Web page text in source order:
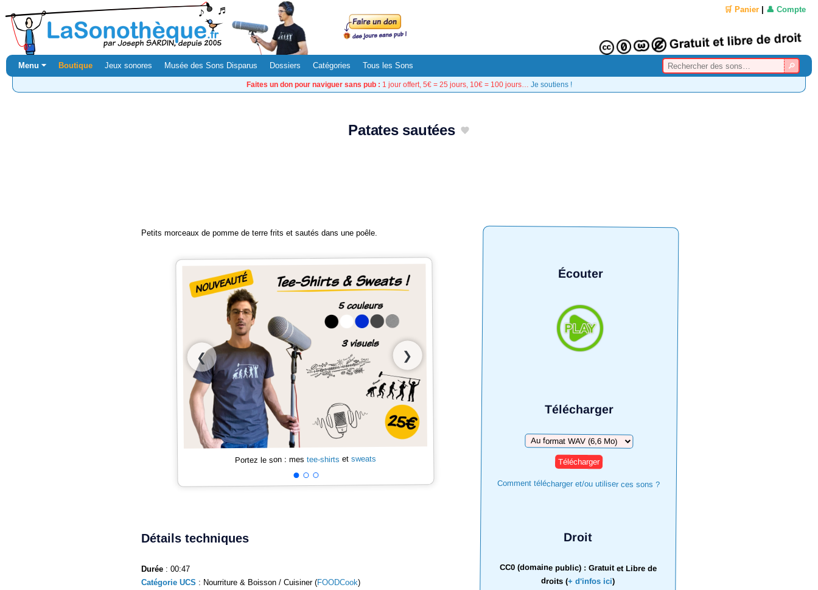
🛒 Panier 👤 Compte
Menu ⏷ Boutique Jeux sonores Musée des Sons Disparus Dossiers Catégories Tous les Sons
Faites un don pour naviguer sans pub : 1 jour offert, 5€ = 25 jours, 10€ = 100 jours… Je soutiens !
Patates sautées
Écouter
Télécharger
Télécharger
Comment télécharger et/ou utiliser ces sons ?
Droit
CC0 (domaine public) : Gratuit et Libre de
droits (+ d'infos ici)
Petits morceaux de pomme de terre frits et sautés dans une poêle.
❮ ❯
Portez le son : mestee-shirts etsweats
Détails techniques
Durée : 00:47
Catégorie UCS : Nourriture & Boisson / Cuisiner (FOODCook)